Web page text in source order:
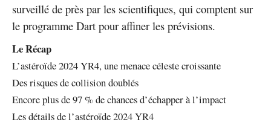
surveillé de près par les scientifiques, qui comptent sur
le programme Dart pour affiner les prévisions.
Le Récap
L’astéroïde 2024 YR4, une menace céleste croissante
Des risques de collision doublés
Encore plus de 97 % de chances d’échapper à l’impact
Les détails de l’astéroïde 2024 YR4